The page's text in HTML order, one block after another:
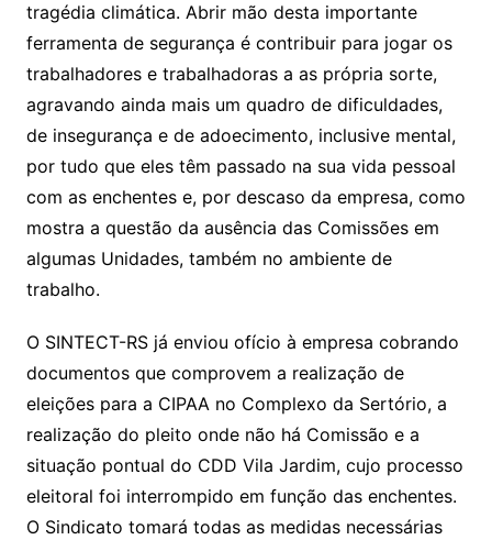
tragédia climática. Abrir mão desta importante
ferramenta de segurança é contribuir para jogar os
trabalhadores e trabalhadoras a as própria sorte,
agravando ainda mais um quadro de dificuldades,
de insegurança e de adoecimento, inclusive mental,
por tudo que eles têm passado na sua vida pessoal
com as enchentes e, por descaso da empresa, como
mostra a questão da ausência das Comissões em
algumas Unidades, também no ambiente de
trabalho.
O SINTECT-RS já enviou ofício à empresa cobrando
documentos que comprovem a realização de
eleições para a CIPAA no Complexo da Sertório, a
realização do pleito onde não há Comissão e a
situação pontual do CDD Vila Jardim, cujo processo
eleitoral foi interrompido em função das enchentes.
O Sindicato tomará todas as medidas necessárias